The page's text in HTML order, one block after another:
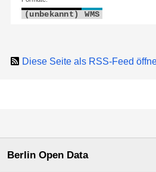
(unbekannt) WMS
Diese Seite als RSS-Feed
Berlin Open Data